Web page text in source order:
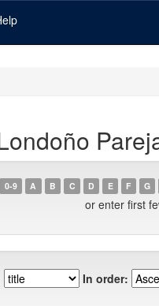
0-9 A B C D E F G
or enter first
In order: